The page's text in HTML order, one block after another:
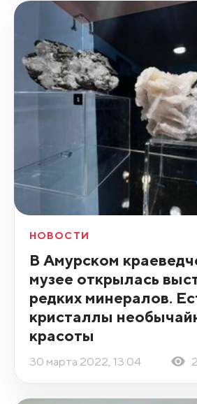
НОВОСТИ
В Амурском
музее открылась
редких минералов.
кристаллы
красоты
30 марта 2022, 13:04